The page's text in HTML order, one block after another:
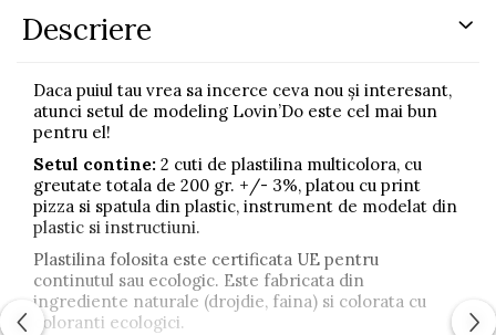
Descriere
Daca puiul tau vrea sa incerce ceva nou și interesant,
atunci setul de modeling Lovin’Do este cel mai bun
pentru el!
Setul contine: 2 cuti de plastilina multicolora, cu
greutate totala de 200 gr. +/- 3%, platou cu print
pizza si spatula din plastic, instrument de modelat din
plastic si instructiuni.
Plastilina folosita este certificata UE pentru
continutul sau ecologic. Este fabricata din
ingrediente naturale (drojdie, faina) si colorata cu
coloranti ecologici.